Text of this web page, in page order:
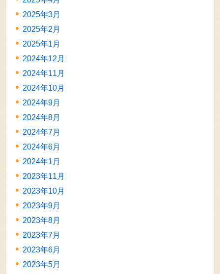
2025年3月
2025年2月
2025年1月
2024年12月
2024年11月
2024年10月
2024年9月
2024年8月
2024年7月
2024年6月
2024年1月
2023年11月
2023年10月
2023年9月
2023年8月
2023年7月
2023年6月
2023年5月